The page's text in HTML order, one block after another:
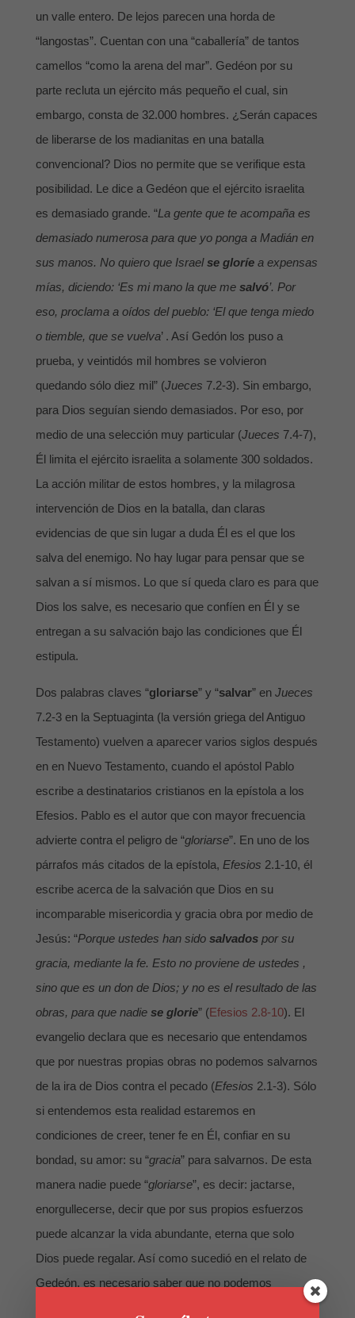
un valle entero. De lejos parecen una horda de
“langostas”. Cuentan con una “caballería” de tantos
camellos “como la arena del mar”. Gedéon por su
parte recluta un ejército más pequeño el cual, sin
embargo, consta de 32.000 hombres. ¿Serán capaces
de liberarse de los madianitas en una batalla
convencional? Dios no permite que se verifique esta
posibilidad. Le dice a Gedéon que el ejército israelita
es demasiado grande. “La gente que te acompaña es
demasiado numerosa para que yo ponga a Madián en
sus manos. No quiero que Israelse gloríea expensas
mías, diciendo: ‘Es mi mano la que me salvó’. Por
eso, proclama a oídos del pueblo: ‘El que tenga miedo
o tiemble, que se vuelva’ . Así Gedón los puso a
prueba, y veintidós mil hombres se volvieron
quedando sólo diez mil” (Jueces 7.2-3). Sin embargo,
para Dios seguían siendo demasiados. Por eso, por
medio de una selección muy particular (Jueces 7.4-7),
Él limita el ejército israelita a solamente 300 soldados.
La acción militar de estos hombres, y la milagrosa
intervención de Dios en la batalla, dan claras
evidencias de que sin lugar a duda Él es el que los
salva del enemigo. No hay lugar para pensar que se
salvan a sí mismos. Lo que sí queda claro es para que
Dios los salve, es necesario que confíen en Él y se
entregan a su salvación bajo las condiciones que Él
estipula.
Dos palabras claves “gloriarse” y “salvar” en Jueces
7.2-3 en la Septuaginta (la versión griega del Antiguo
Testamento) vuelven a aparecer varios siglos después
en en Nuevo Testamento, cuando el apóstol Pablo
escribe a destinatarios cristianos en la epístola a los
Efesios. Pablo es el autor que con mayor frecuencia
advierte contra el peligro de “gloriarse”. En uno de los
párrafos más citados de la epístola, Efesios 2.1-10, él
escribe acerca de la salvación que Dios en su
incomparable misericordia y gracia obra por medio de
Jesús: “Porque ustedes han sido salvados por su
gracia, mediante la fe. Esto no proviene de ustedes ,
sino que es un don de Dios; y no es el resultado de las
obras, para que nadie se glorie” (Efesios 2.8-10). El
evangelio declara que es necesario que entendamos
que por nuestras propias obras no podemos salvarnos
de la ira de Dios contra el pecado (Efesios 2.1-3). Sólo
si entendemos esta realidad estaremos en
condiciones de creer, tener fe en Él, confiar en su
bondad, su amor: su “gracia” para salvarnos. De esta
manera nadie puede “gloriarse”, es decir: jactarse,
enorgullecerse, decir que por sus propios esfuerzos
puede alcanzar la vida abundante, eterna que solo
Dios puede regalar. Así como sucedió en el relato de
Gedeón, es necesario saber que no podemos